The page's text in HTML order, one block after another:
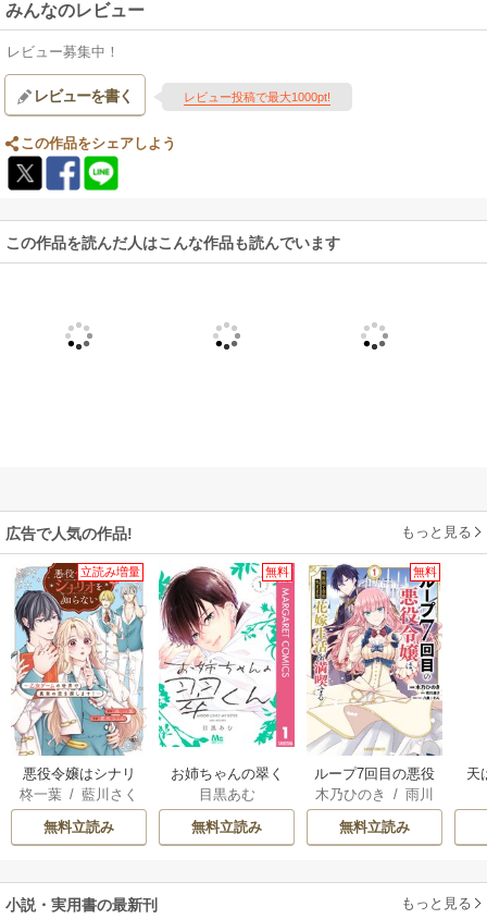
みんなのレビュー
レビュー募集中！
レビューを書く レビュー投稿で最大1000pt!
この作品をシェアしよう
この作品を読んだ人はこんな作品も読んでいます
広告で人気の作品! もっと見る
立読み増量
悪役令嬢はシナリ
オを知らない ～乙
女ゲームの世界で
真実の恋を探しま
柊一葉 /藍川さく
ら
無料立読み
無料
お姉ちゃんの翠く
ん
目黒あむ
無料立読み
無料
ループ7回目の悪役
令嬢は、元敵国で
自由気ままな花嫁
生活を満喫する
木乃ひのき /雨川
透子/八美☆わん
無料立読み
天
小説・実用書の最新刊 もっと見る